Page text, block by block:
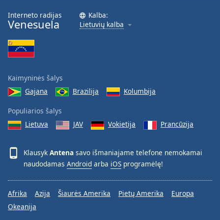
Opacity
Caption
Area
Color
Opacity
Size
Edge
Style
Interneto radijas
Venesuela
Kalba:
Lietuvių kalba
Kaimyninės šalys
Gajana
Brazilija Kolumbija
Populiarios šalys
Lietuva
JAV Vokietija Prancūzija
Klausyk Antena savo išmaniajame telefone nemokamai
naudodamas Android arba iOS programėlę!
Afrika Azija Šiaurės Amerika Pietų Amerika
Europa
Okeanija